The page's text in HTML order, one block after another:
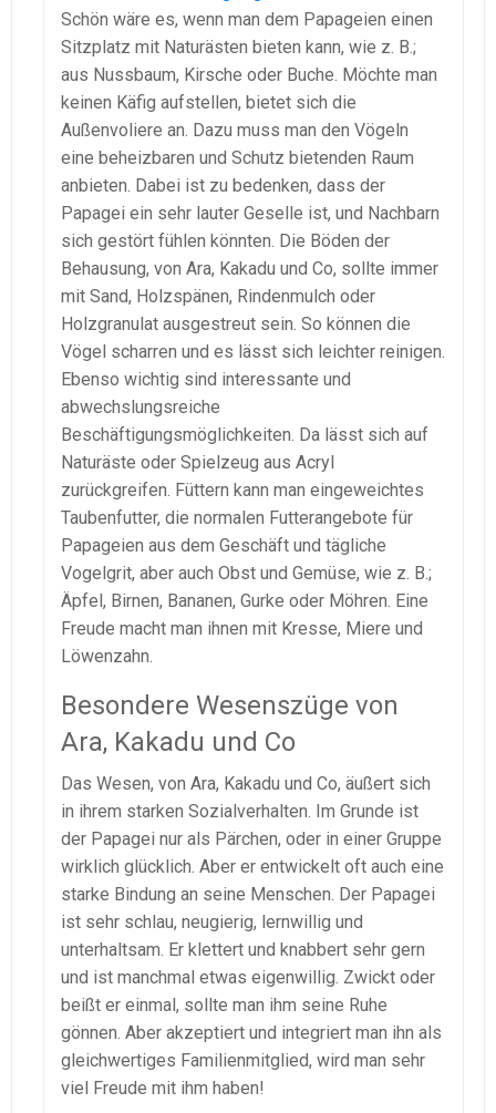
Schön wäre es, wenn man dem Papageien einen
Sitzplatz mit Naturästen bieten kann, wie z. B.;
aus Nussbaum, Kirsche oder Buche. Möchte man
keinen Käfig aufstellen, bietet sich die
Außenvoliere an. Dazu muss man den Vögeln
eine beheizbaren und Schutz bietenden Raum
anbieten. Dabei ist zu bedenken, dass der
Papagei ein sehr lauter Geselle ist, und Nachbarn
sich gestört fühlen könnten. Die Böden der
Behausung, von Ara, Kakadu und Co, sollte immer
mit Sand, Holzspänen, Rindenmulch oder
Holzgranulat ausgestreut sein. So können die
Vögel scharren und es lässt sich leichter reinigen.
Ebenso wichtig sind interessante und
abwechslungsreiche
Beschäftigungsmöglichkeiten. Da lässt sich auf
Naturäste oder Spielzeug aus Acryl
zurückgreifen. Füttern kann man eingeweichtes
Taubenfutter, die normalen Futterangebote für
Papageien aus dem Geschäft und tägliche
Vogelgrit, aber auch Obst und Gemüse, wie z. B.;
Äpfel, Birnen, Bananen, Gurke oder Möhren. Eine
Freude macht man ihnen mit Kresse, Miere und
Löwenzahn.
Besondere Wesenszüge von
Ara, Kakadu und Co
Das Wesen, von Ara, Kakadu und Co, äußert sich
in ihrem starken Sozialverhalten. Im Grunde ist
der Papagei nur als Pärchen, oder in einer Gruppe
wirklich glücklich. Aber er entwickelt oft auch eine
starke Bindung an seine Menschen. Der Papagei
ist sehr schlau, neugierig, lernwillig und
unterhaltsam. Er klettert und knabbert sehr gern
und ist manchmal etwas eigenwillig. Zwickt oder
beißt er einmal, sollte man ihm seine Ruhe
gönnen. Aber akzeptiert und integriert man ihn als
gleichwertiges Familienmitglied, wird man sehr
viel Freude mit ihm haben!